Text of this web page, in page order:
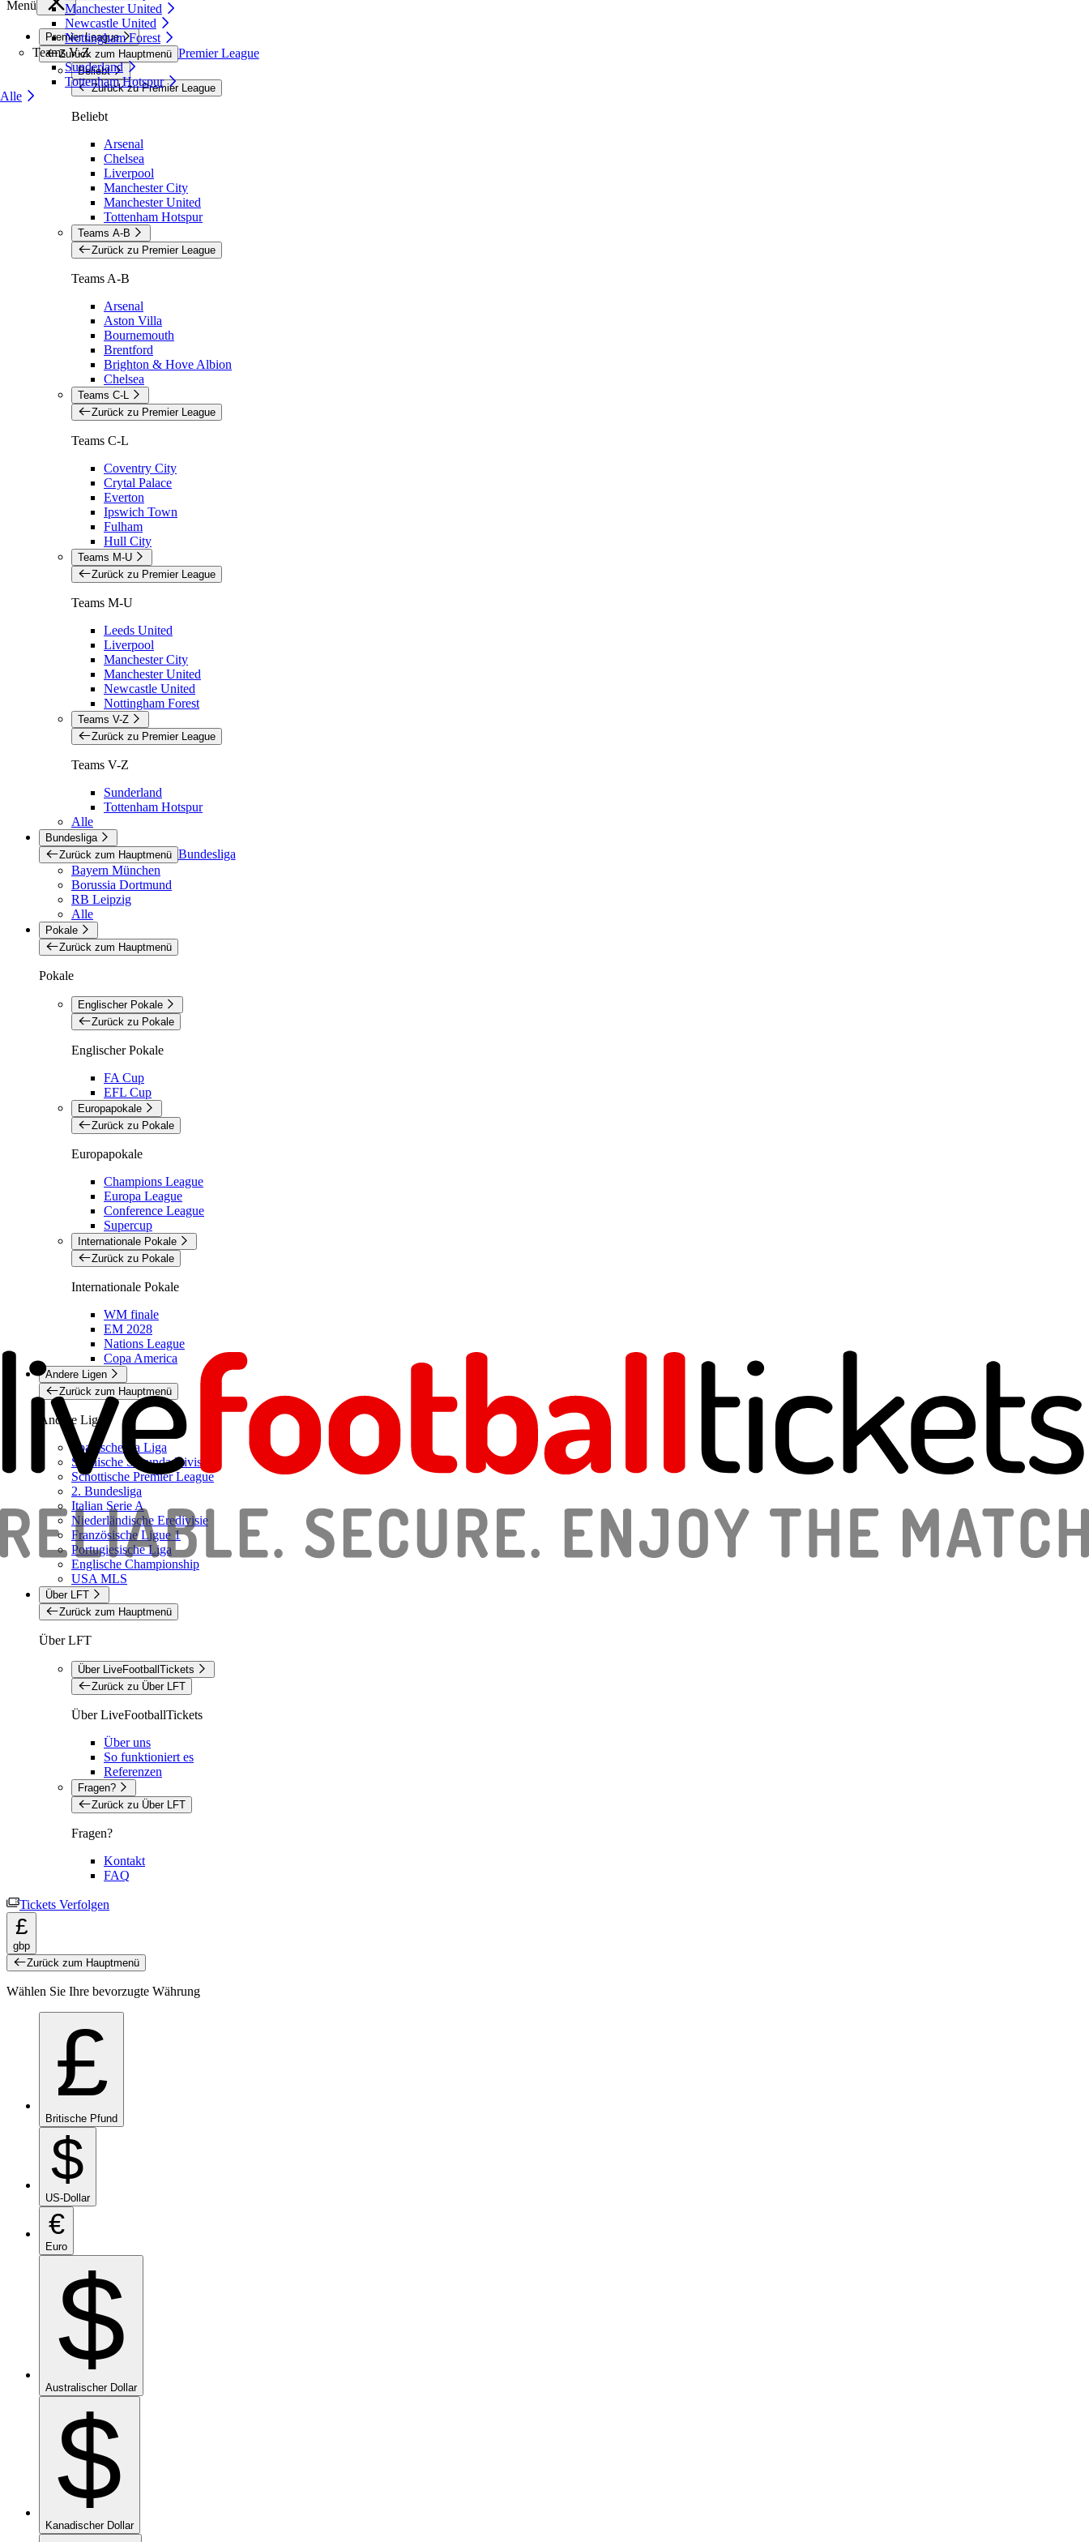
Manchester United
Newcastle United
Nottingham Forest
Teams V-Z
Sunderland
Tottenham Hotspur
Alle
Menü
Premier League
Zurück zum Hauptmenü Premier League
Beliebt
Zurück zu Premier League
Beliebt
Arsenal
Chelsea
Liverpool
Manchester City
Manchester United
Tottenham Hotspur
Teams A-B
Zurück zu Premier League
Teams A-B
Arsenal
Aston Villa
Bournemouth
Brentford
Brighton & Hove Albion
Chelsea
Teams C-L
Zurück zu Premier League
Teams C-L
Coventry City
Crytal Palace
Everton
Ipswich Town
Fulham
Hull City
Teams M-U
Zurück zu Premier League
Teams M-U
Leeds United
Liverpool
Manchester City
Manchester United
Newcastle United
Nottingham Forest
Teams V-Z
Zurück zu Premier League
Teams V-Z
Sunderland
Tottenham Hotspur
Alle
Bundesliga
Zurück zum Hauptmenü Bundesliga
Bayern München
Borussia Dortmund
RB Leipzig
Alle
Pokale
Zurück zum Hauptmenü
Pokale
Englischer Pokale
Zurück zu Pokale
Englischer Pokale
FA Cup
EFL Cup
Europapokale
Zurück zu Pokale
Europapokale
Champions League
Europa League
Conference League
Supercup
Internationale Pokale
Zurück zu Pokale
Internationale Pokale
WM finale
EM 2028
Nations League
Copa America
Andere Ligen
Zurück zum Hauptmenü
Andere Ligen
Spanische La Liga
Spanische Segunda Division
Schottische Premier League
2. Bundesliga
Italian Serie A
Niederländische Eredivisie
Französische Ligue 1
Portugiesische Liga
Englische Championship
USA MLS
Über LFT
Zurück zum Hauptmenü
Über LFT
Über LiveFootballTickets
Zurück zu Über LFT
Über LiveFootballTickets
Über uns
So funktioniert es
Referenzen
Fragen?
Zurück zu Über LFT
Fragen?
Kontakt
FAQ
Tickets Verfolgen
£
gbp
Zurück zum Hauptmenü
Wählen Sie Ihre bevorzugte Währung
£
Britische Pfund
$
US-Dollar
€
Euro
$
Australischer Dollar
$
Kanadischer Dollar